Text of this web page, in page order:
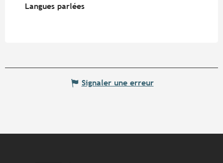
Langues parlées
Langues parlées
Signaler une erreur